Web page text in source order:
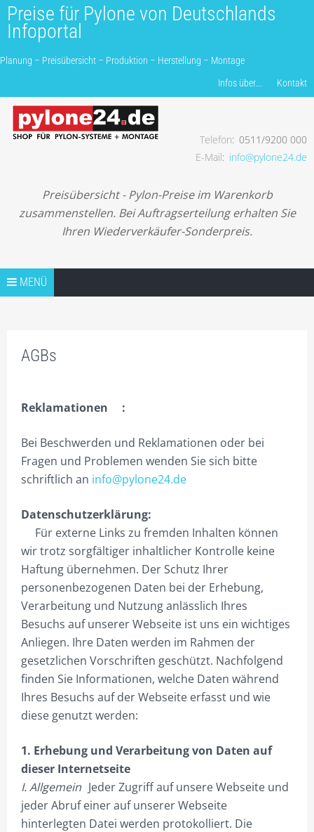
Preise für Pylone von Deutschlands
Infoportal
Planung – Preisübersicht – Produktion – Herstellung – Montage
Infos über….
Kontakt
Planung – Preisübersicht – Produktion – Herstellung –
Telefon 0511/9200 000
E-Mail
info@pylone24.de
Preisübersicht - Pylon-Preise im Warenkorb
zusammenstellen. Bei Auftragserteilung erhalten Sie
Ihren Wiederverkäufer-Sonderpreis.
Springe zum Inhalt
MENÜ
TIPPS
TIP6 SONDERLÖSUNGEN
TIP7 BAUANTRAG STATIK
TIP8 BESCHRIFTUNGEN
TIP9 GELASERTES ACRYL
TIP10 SYSTEMFERTIGUNG
TIP11 ALLES ROSTFREI!
TIP12 DAS FUNDAMENT.
TIP13 DIE MONTAGE.
UNSER BONUS-RABATTPROGRAMM
PYLONE
PYLONE B100CM
PYLONE B125CM
PYLONE B150CM
AGBs
Reklamationen :
Bei Beschwerden und Reklamationen oder bei
Fragen und Problemen wenden Sie sich bitte
schriftlich an info@pylone24.de
Datenschutzerklärung:
Für externe Links zu fremden Inhalten können
wir trotz sorgfältiger inhaltlicher Kontrolle keine
Haftung übernehmen. Der Schutz Ihrer
personenbezogenen Daten bei der Erhebung,
Verarbeitung und Nutzung anlässlich Ihres
Besuchs auf unserer Webseite ist uns ein wichtiges
Anliegen. Ihre Daten werden im Rahmen der
gesetzlichen Vorschriften geschützt. Nachfolgend
finden Sie Informationen, welche Daten während
Ihres Besuchs auf der Webseite erfasst und wie
diese genutzt werden:
1. Erhebung und Verarbeitung von Daten auf
dieser Internetseite
I. Allgemein Jeder Zugriff auf unsere Webseite und
jeder Abruf einer auf unserer Webseite
hinterlegten Datei werden protokolliert. Die